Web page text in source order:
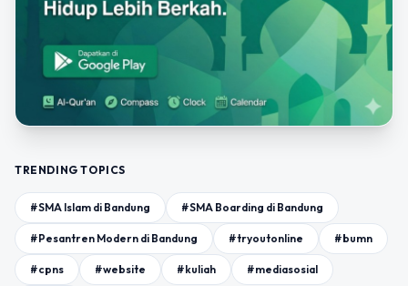
TRENDING TOPICS
#SMA Islam di Bandung #SMA Boarding di Bandung
#Pesantren Modern di Bandung #tryoutonline #bumn
#cpns #website #kuliah #mediasosial